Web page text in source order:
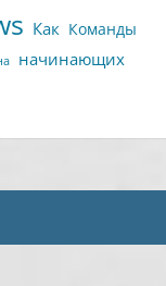
Как Команды
начинающих